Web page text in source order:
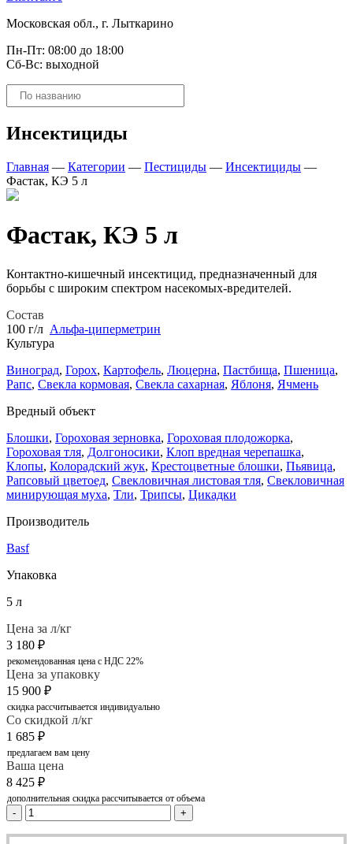
Московская обл., г. Лыткарино
Пн-Пт: 08:00 до 18:00
Сб-Вс: выходной
Поиск
товаров
Инсектициды
Главная — Категории — Пестициды — Инсектициды —
Фастак, КЭ 5 л
Фастак, КЭ 5 л
Контактно-кишечный инсектицид, предназначенный для
борьбы с широким спектром насекомых-вредителей.
Состав
100 г/л Альфа-циперметрин
Культура
Виноград, Горох, Картофель, Люцерна, Пастбища, Пшеница,
Рапс, Свекла кормовая, Свекла сахарная, Яблоня, Ячмень
Вредный объект
Блошки, Гороховая зерновка, Гороховая плодожорка,
Гороховая тля, Долгоносики, Клоп вредная черепашка,
Клопы, Колорадский жук, Крестоцветные блошки, Пьявица,
Рапсовый цветоед, Свекловичная листовая тля, Свекловичная
минирующая муха, Тли, Трипсы, Цикадки
Производитель
Basf
Упаковка
5 л
Цена за л/кг
3 180 ₽
рекомендованная цена с НДС 22%
Цена за упаковку
15 900 ₽
скидка рассчитывается индивидуально
Со скидкой л/кг
1 685 ₽
предлагаем вам цену
Ваша цена
8 425 ₽
дополнительная скидка рассчитывается от объема
- +